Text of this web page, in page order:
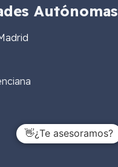
Autónomas
👋¿Te asesoramos?